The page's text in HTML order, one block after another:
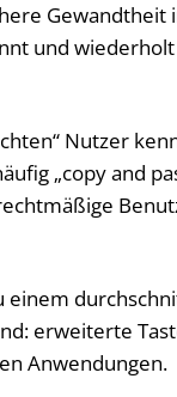
Gewandtheit
und
Nutzer
„copy and
einem
erweiterte
Anwendungen.